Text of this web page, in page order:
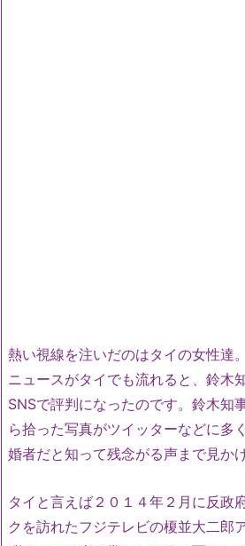
熱い視線を注いだのはタイの女性達
ニュースがタイでも流れると、鈴木
SNSで評判になったのです。鈴木知
ら拾った写真がツイッターなどに多
婚者だと知って残念がる声まで見か
タイと言えば２０１４年２月に反政
クを訪れたフジテレビの榎並大二郎